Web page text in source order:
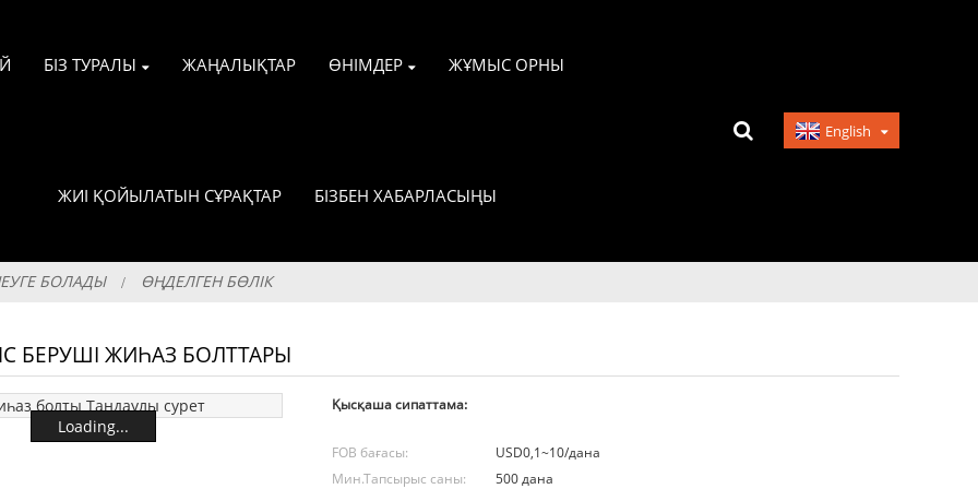
БІЗ ТУРАЛЫ ЖАҢАЛЫҚТАР ӨНІМДЕР ЖҰМЫС ОРНЫ
ЖИІ ҚОЙЫЛАТЫН СҰРАҚТАР БІЗБЕН ХАБАРЛАСЫҢЫ
English
БОЛАДЫ ӨҢДЕЛГЕН БӨЛІК
БЕРУШІ ЖИҺАЗ БОЛТТАРЫ
Loading...
Қысқаша сипаттама:
FOB бағасы:
USD0,1~10/дана
Мин.Тапсырыс саны:
500 дана